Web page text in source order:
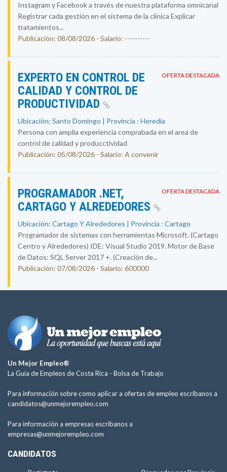
Instagram y Facebook a través de nuestra plataforma omnicanal
Registrar cada gestión en el sistema de la clínica Explicar
tratamientos...
Publicación: 08/08/2026 - Salario: ----------
OFERTA DESTACADA
EXPERTO EN CONTROL DE
CALIDAD Y CONTROL DE
PRODUCTIVIDAD
Ubicación: Santo Domingo | Provincia : Heredia
Persona con amplia experiencia comprabada en el area de
control de calidad y producctividad
Publicación: 05/08/2026 - Salario: A convenir
OFERTA DESTACADA
PROGRAMADOR .NET,
CARTAGO Y ALREDEDORES
Ubicación: Cartago Y Alrededores | Provincia : Cartago
Programador de sistemas con herramientas Microsoft. (Cartago
Centro y Alrededores) IDE: Visual Studio 2019. Motor de Base
de Datos: SQL Server 2017 +. (Creación de...
Publicación: 07/08/2026 - Salario: 600000
Un Mejor Empleo®
La Guía de Empleos de Costa Rica - Bolsa de Trabajo
Para información sobre como aplicar a ofertas de empleo escríbanos a
candidatos@unmejorempleo.com
Para información a empresas escríbanos a
empresas@unmejorempleo.com
CANDIDATOS